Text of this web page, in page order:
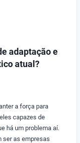
adaptação e
atual?
a força para
capazes de
há um problema aí.
ser as empresas